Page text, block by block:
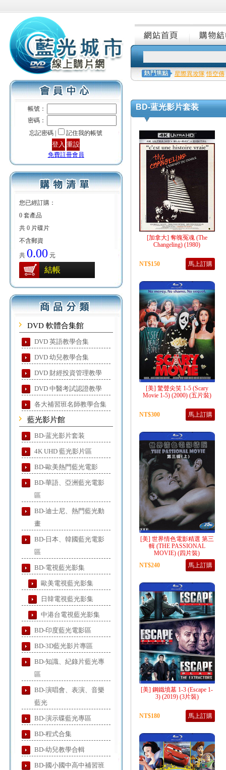
帳號：
密碼：
忘記密碼 |
記住我的帳號
免費註冊會員
您已經訂購：
0 套產品
共 0 片碟片
不含郵資
共 0.00 元
結帳
DVD 軟體合集館
DVD 英語教學合集
DVD 幼兒教學合集
DVD 財經投資管理教學
DVD 中醫考試認證教學
各大補習班名師教學合集
藍光影片館
BD-蓝光影片套装
4K UHD 藍光影片區
BD-歐美熱門藍光電影
BD-華語、亞洲藍光電影
區
BD-迪士尼、熱門藍光動
畫
BD-日本、韓國藍光電影
區
BD-電視藍光影集
歐美電視藍光影集
日韓電視藍光影集
中港台電視藍光影集
BD-印度藍光電影區
BD-3D藍光影片專區
BD-知識、紀錄片藍光專
區
BD-演唱會、表演、音樂
藍光
BD-演示碟藍光專區
BD-程式合集
BD-幼兒教學合輯
BD-國小國中高中補習班
星際異攻隊 悟空傳
BD-蓝光影片套装
[加拿大] 奪魄冤魂 (The
Changeling) (1980)
NT$150 馬上訂購
[美] 驚聲尖笑 1-5 (Scary
Movie 1-5) (2000) (五片裝)
NT$300 馬上訂購
[美] 世界情色電影精選 第三
輯 (THE PASSIONAL
MOVIE) (四片裝)
NT$240
馬上訂購
[美] 鋼鐵墳墓 1-3 (Escape 1-
3) (2019) (3片裝)
NT$180 馬上訂購